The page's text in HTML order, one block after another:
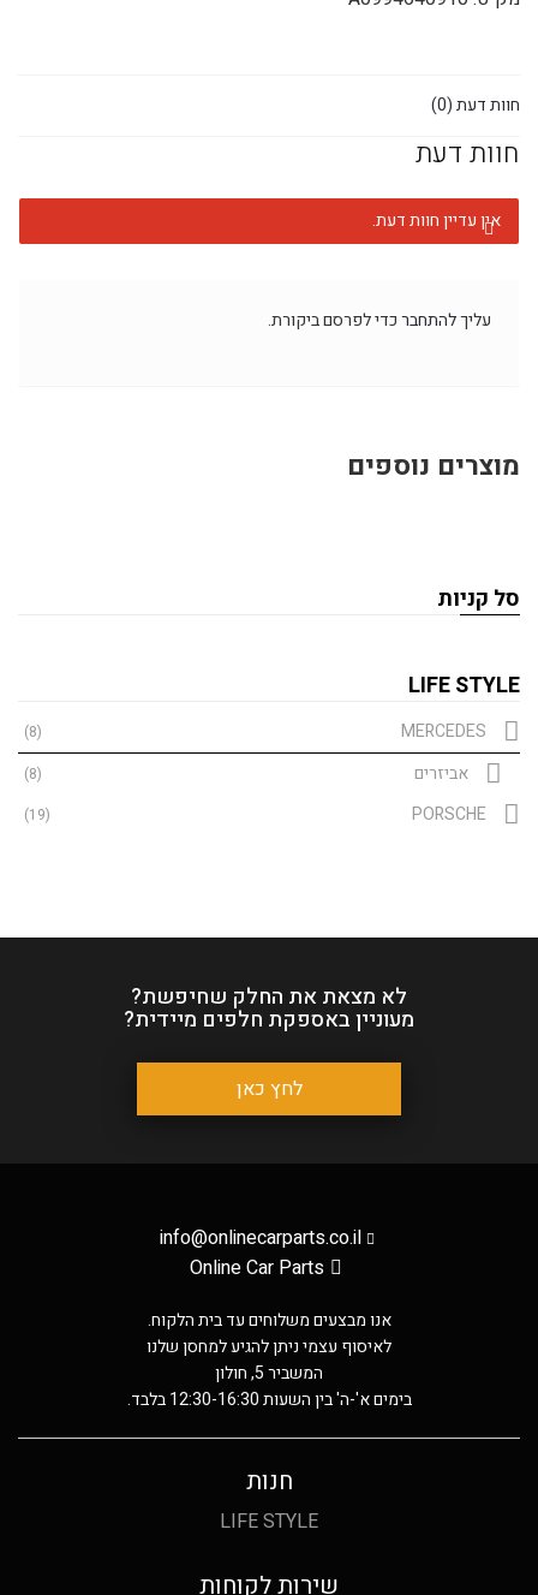
חוות דעת (0)
חוות דעת
אין עדיין חוות דעת.
עליךלהתחברכדי לפרסם ביקורת.
מוצרים נוספים
סל קניות
LIFE STYLE
MERCEDES
(8)
אביזרים (8)
PORSCHE
(19)
לא מצאת את החלק שחיפשת?
מעוניין באספקת חלפים מיידית?
לחץ כאן
info@onlinecarparts.co.il
Online Car Parts
אנו מבצעים משלוחים עד בית הלקוח.
לאיסוף עצמי ניתן להגיע למחסן שלנו
המשביר 5, חולון
בימים א'-ה' בין השעות 12:30-16:30 בלבד.
חנות
LIFE STYLE
שירות לקוחות